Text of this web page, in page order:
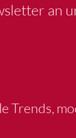
an
Trends,